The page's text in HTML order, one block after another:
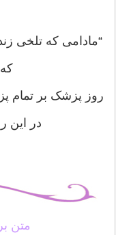
“مادامی که تلخی
روز پزشک بر تمام
در این
متن